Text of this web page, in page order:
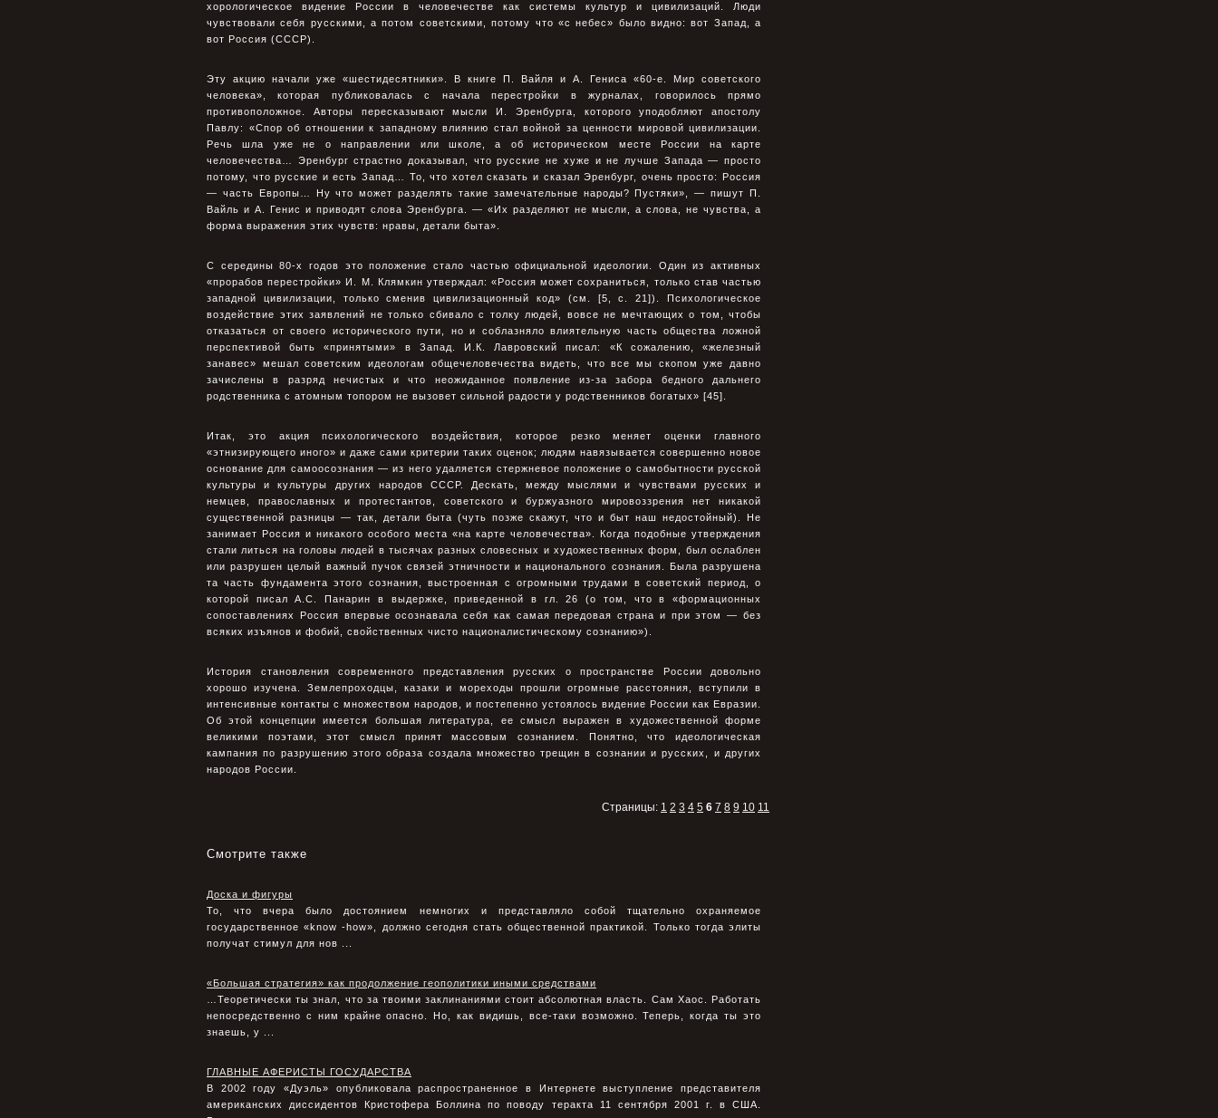
хорологическое видение России в человечестве как системы культур и цивилизаций. Люди
чувствовали себя русскими, а потом советскими, потому что «с небес» было видно: вот Запад, а
вот Россия (СССР).
Эту акцию начали уже «шестидесятники». В книге П. Вайля и А. Гениса «60-е. Мир советского
человека», которая публиковалась с начала перестройки в журналах, говорилось прямо
противоположное. Авторы пересказывают мысли И. Эренбурга, которого уподобляют апостолу
Павлу: «Спор об отношении к западному влиянию стал войной за ценности мировой цивилизации.
Речь шла уже не о направлении или школе, а об историческом месте России на карте
человечества… Эренбург страстно доказывал, что русские не хуже и не лучше Запада — просто
потому, что русские и есть Запад… То, что хотел сказать и сказал Эренбург, очень просто: Россия
— часть Европы… Ну что может разделять такие замечательные народы? Пустяки», — пишут П.
Вайль и А. Генис и приводят слова Эренбурга. — «Их разделяют не мысли, а слова, не чувства, а
форма выражения этих чувств: нравы, детали быта».
С середины 80-х годов это положение стало частью официальной идеологии. Один из активных
«прорабов перестройки» И. М. Клямкин утверждал: «Россия может сохраниться, только став частью
западной цивилизации, только сменив цивилизационный код» (см. [5, с. 21]). Психологическое
воздействие этих заявлений не только сбивало с толку людей, вовсе не мечтающих о том, чтобы
отказаться от своего исторического пути, но и соблазняло влиятельную часть общества ложной
перспективой быть «принятыми» в Запад. И.К. Лавровский писал: «К сожалению, «железный
занавес» мешал советским идеологам общечеловечества видеть, что все мы скопом уже давно
зачислены в разряд нечистых и что неожиданное появление из-за забора бедного дальнего
родственника с атомным топором не вызовет сильной радости у родственников богатых» [45].
Итак, это акция психологического воздействия, которое резко меняет оценки главного
«этнизирующего иного» и даже сами критерии таких оценок; людям навязывается совершенно новое
основание для самоосознания — из него удаляется стержневое положение о самобытности русской
культуры и культуры других народов СССР. Дескать, между мыслями и чувствами русских и
немцев, православных и протестантов, советского и буржуазного мировоззрения нет никакой
существенной разницы — так, детали быта (чуть позже скажут, что и быт наш недостойный). Не
занимает Россия и никакого особого места «на карте человечества». Когда подобные утверждения
стали литься на головы людей в тысячах разных словесных и художественных форм, был ослаблен
или разрушен целый важный пучок связей этничности и национального сознания. Была разрушена
та часть фундамента этого сознания, выстроенная с огромными трудами в советский период, о
которой писал А.С. Панарин в выдержке, приведенной в гл. 26 (о том, что в «формационных
сопоставлениях Россия впервые осознавала себя как самая передовая страна и при этом — без
всяких изъянов и фобий, свойственных чисто националистическому сознанию»).
История становления современного представления русских о пространстве России довольно
хорошо изучена. Землепроходцы, казаки и мореходы прошли огромные расстояния, вступили в
интенсивные контакты с множеством народов, и постепенно устоялось видение России как Евразии.
Об этой концепции имеется большая литература, ее смысл выражен в художественной форме
великими поэтами, этот смысл принят массовым сознанием. Понятно, что идеологическая
кампания по разрушению этого образа создала множество трещин в сознании и русских, и других
народов России.
Страницы: 1 2 3 4 5 6 7 8 9 10 11
Смотрите также
Доска и фигуры
То, что вчера было достоянием немногих и представляло собой тщательно охраняемое
государственное «know -how», должно сегодня стать общественной практикой. Только тогда элиты
получат стимул для нов ...
«Большая стратегия» как продолжение геополитики иными средствами
…Теоретически ты знал, что за твоими заклинаниями стоит абсолютная власть. Сам Хаос. Работать
непосредственно с ним крайне опасно. Но, как видишь, все-таки возможно. Теперь, когда ты это
знаешь, у ...
ГЛАВНЫЕ АФЕРИСТЫ ГОСУДАРСТВА
В 2002 году «Дуэль» опубликовала распространенное в Интернете выступление представителя
американских диссидентов Кристофера Боллина по поводу теракта 11 сентября 2001 г. в США.